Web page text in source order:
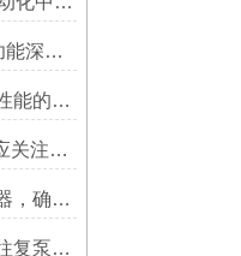
Hausser计数板的结构与功能深度解析
Blacoh脉冲阻尼器对系统性能的影响分析
在购买Carver压力机时，应关注哪些性能指标？
正确保养Blacoh脉冲阻尼器，确保长期稳定运行
Blacoh脉冲阻尼器在高压往复泵系统中的应用